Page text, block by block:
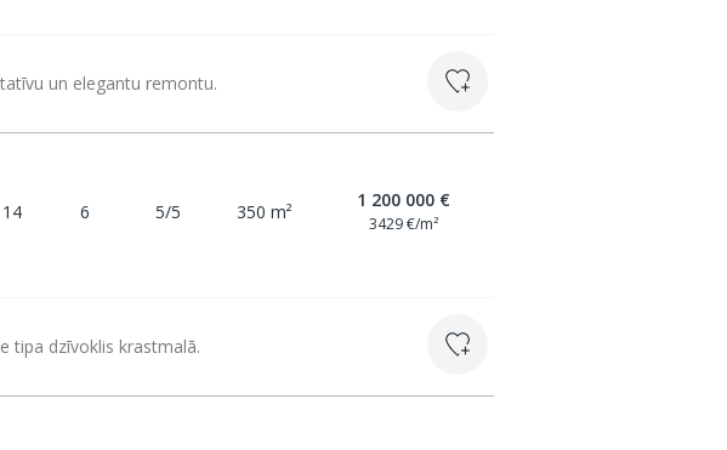
un elegantu remontu.
6 5/5 350 m²
1 200 000 €
3429 €/m²
tipa dzīvoklis krastmalā.